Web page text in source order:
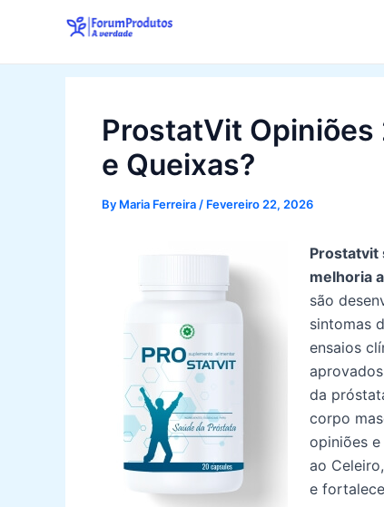
ProstatVit Opiniões
e Queixas?
By Maria Ferreira / Fevereiro 22, 2026
Prostatvit
melhoria
são
sintomas
ensaios
da
corpo
opiniões
ao
e